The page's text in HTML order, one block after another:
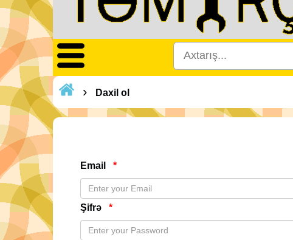
› Daxil ol
Email *
Şifrə *